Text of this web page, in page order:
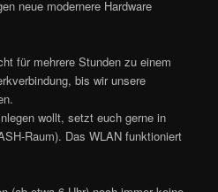
neue modernere Hardware
für mehrere Stunden zu einem
bis wir unsere
wollt, setzt euch gerne in
Raum). Das WLAN funktioniert